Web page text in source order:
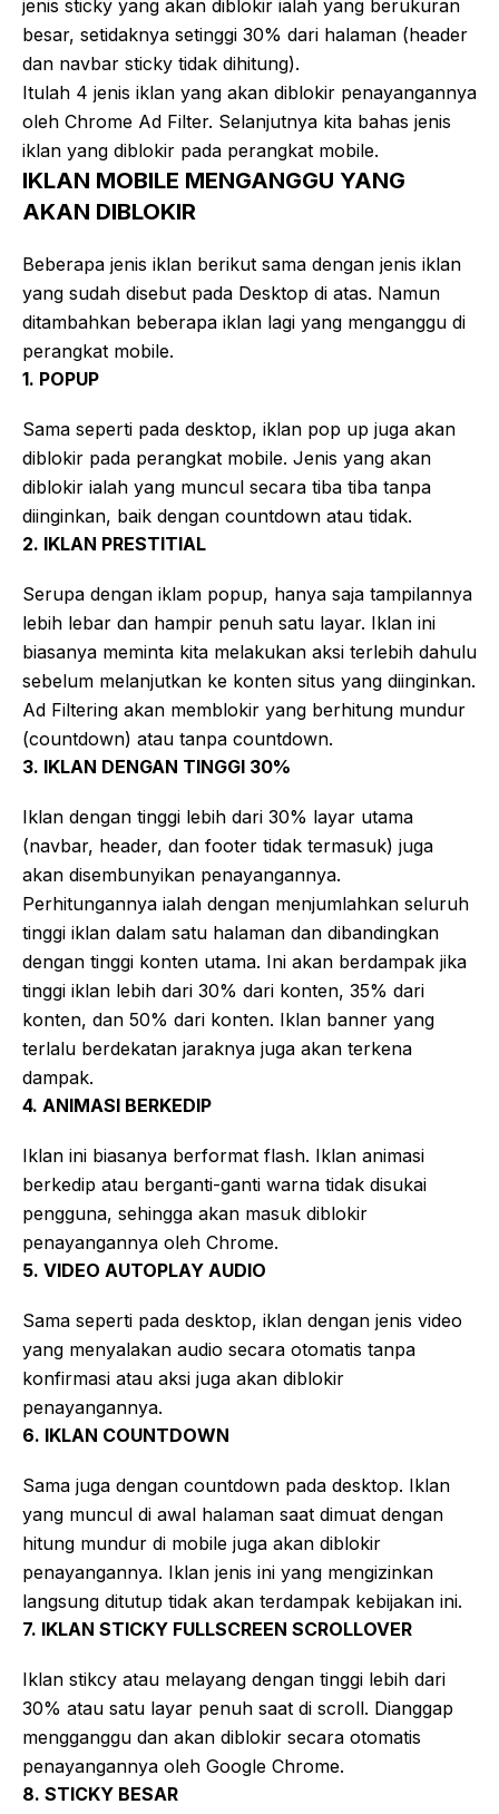
jenis sticky yang akan diblokir ialah yang berukuran
besar, setidaknya setinggi 30% dari halaman (header
dan navbar sticky tidak dihitung).
Itulah 4 jenis iklan yang akan diblokir penayangannya
oleh Chrome Ad Filter. Selanjutnya kita bahas jenis
iklan yang diblokir pada perangkat mobile.
IKLAN MOBILE MENGANGGU YANG
AKAN DIBLOKIR
Beberapa jenis iklan berikut sama dengan jenis iklan
yang sudah disebut pada Desktop di atas. Namun
ditambahkan beberapa iklan lagi yang menganggu di
perangkat mobile.
1. POPUP
Sama seperti pada desktop, iklan pop up juga akan
diblokir pada perangkat mobile. Jenis yang akan
diblokir ialah yang muncul secara tiba tiba tanpa
diinginkan, baik dengan countdown atau tidak.
2. IKLAN PRESTITIAL
Serupa dengan iklam popup, hanya saja tampilannya
lebih lebar dan hampir penuh satu layar. Iklan ini
biasanya meminta kita melakukan aksi terlebih dahulu
sebelum melanjutkan ke konten situs yang diinginkan.
Ad Filtering akan memblokir yang berhitung mundur
(countdown) atau tanpa countdown.
3. IKLAN DENGAN TINGGI 30%
Iklan dengan tinggi lebih dari 30% layar utama
(navbar, header, dan footer tidak termasuk) juga
akan disembunyikan penayangannya.
Perhitungannya ialah dengan menjumlahkan seluruh
tinggi iklan dalam satu halaman dan dibandingkan
dengan tinggi konten utama. Ini akan berdampak jika
tinggi iklan lebih dari 30% dari konten, 35% dari
konten, dan 50% dari konten. Iklan banner yang
terlalu berdekatan jaraknya juga akan terkena
dampak.
4. ANIMASI BERKEDIP
Iklan ini biasanya berformat flash. Iklan animasi
berkedip atau berganti-ganti warna tidak disukai
pengguna, sehingga akan masuk diblokir
penayangannya oleh Chrome.
5. VIDEO AUTOPLAY AUDIO
Sama seperti pada desktop, iklan dengan jenis video
yang menyalakan audio secara otomatis tanpa
konfirmasi atau aksi juga akan diblokir
penayangannya.
6. IKLAN COUNTDOWN
Sama juga dengan countdown pada desktop. Iklan
yang muncul di awal halaman saat dimuat dengan
hitung mundur di mobile juga akan diblokir
penayangannya. Iklan jenis ini yang mengizinkan
langsung ditutup tidak akan terdampak kebijakan ini.
7. IKLAN STICKY FULLSCREEN SCROLLOVER
Iklan stikcy atau melayang dengan tinggi lebih dari
30% atau satu layar penuh saat di scroll. Dianggap
mengganggu dan akan diblokir secara otomatis
penayangannya oleh Google Chrome.
8. STICKY BESAR